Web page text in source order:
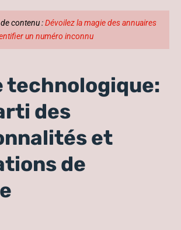
contenu :Dévoilez la magie des annuaires
un numéro inconnu
technologique:
des
et
de